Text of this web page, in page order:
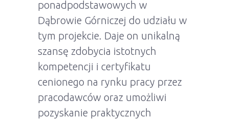
ponadpodstawowych w
Dąbrowie Górniczej do udziału w
tym projekcie. Daje on unikalną
szansę zdobycia istotnych
kompetencji i certyfikatu
cenionego na rynku pracy przez
pracodawców oraz umożliwi
pozyskanie praktycznych